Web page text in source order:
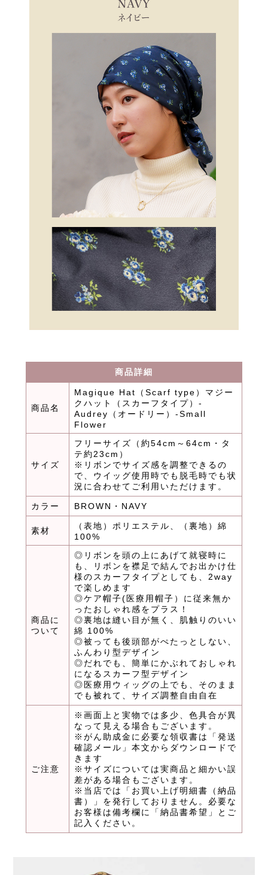
商品詳細
商品名
Magique Hat（Scarf type）マジー
クハット（スカーフタイプ）-
Audrey（オードリー）-Small
Flower
サイズ
フリーサイズ（約54cm～64cm・タ
テ約23cm）
※リボンでサイズ感を調整できるの
で、ウイッグ使用時でも脱毛時でも状
況に合わせてご利用いただけます。
カラー BROWN・NAVY
素材
（表地）ポリエステル、（裏地）綿
100%
商品に
ついて
◎リボンを頭の上にあげて就寝時に
も、リボンを襟足で結んでお出かけ仕
様のスカーフタイプとしても、2way
で楽しめます
◎ケア帽子(医療用帽子）に従来無か
ったおしゃれ感をプラス！
◎裏地は縫い目が無く、肌触りのいい
綿 100%
◎被っても後頭部がぺたっとしない、
ふんわり型デザイン
◎だれでも、簡単にかぶれておしゃれ
になるスカーフ型デザイン
◎医療用ウィッグの上でも、そのまま
でも被れて、サイズ調整自由自在
ご注意
※画面上と実物では多少、色具合が異
なって見える場合もございます。
※がん助成金に必要な領収書は「発送
確認メール」本文からダウンロードで
きます
※サイズについては実商品と細かい誤
差がある場合もございます。
※当店では「お買い上げ明細書（納品
書）」を発行しておりません。必要な
お客様は備考欄に「納品書希望」とご
記入ください。